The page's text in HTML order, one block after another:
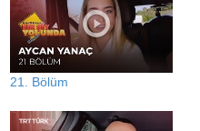
21. Bölüm